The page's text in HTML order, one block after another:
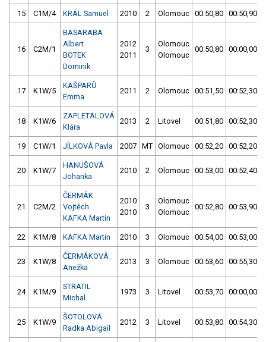
15 C1M/4 KRÁL Samuel 2010 2 Olomouc 00:50,80 00:50,90
16 C2M/1
BASARABA
Albert
BOTEK
Dominik
2012
2011
3
Olomouc
Olomouc
00:50,80 00:00,00
17 K1W/5
KAŠPARŮ
Emma
2011 2 Olomouc 00:51,50 00:52,30
18 K1W/6
ZAPLETALOVÁ
Klára
2013 2 Litovel 00:51,80 00:52,30
19 C1W/1 JÍLKOVÁ Pavla 2007 MT Olomouc 00:52,20 00:52,20
20 K1W/7
HANUŠOVÁ
Johanka
2010 2 Olomouc 00:53,00 00:52,40
21 C2M/2
ČERMÁK
Vojtěch
KAFKA Martin
2010
2010
3
Olomouc
Olomouc
00:52,80 00:53,90
22 K1M/8 KAFKA Martin 2010 3 Olomouc 00:54,00 00:53,00
23 K1W/8
ČERMÁKOVÁ
Anežka
2013 3 Olomouc 00:53,60 00:55,30
24 K1M/9
STRATIL
Michal
1973 3 Litovel 00:53,70 00:00,00
25 K1W/9
ŠOTOLOVÁ
Radka Abigail
2012 3 Litovel 00:53,80 00:54,30